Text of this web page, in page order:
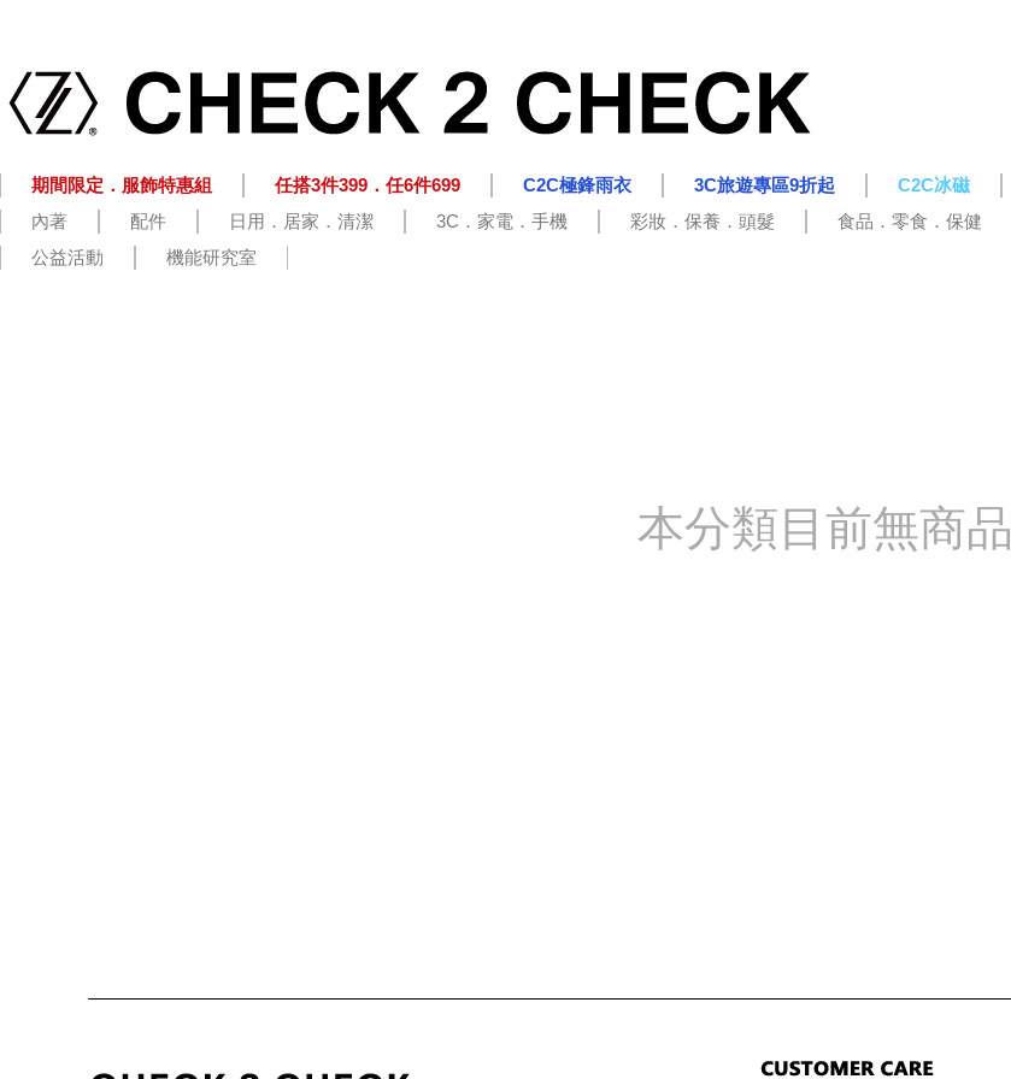
期間限定．服飾特惠組 任搭3件399．任6件699 C2C極鋒雨衣 3C旅遊專區9折起 C2C冰磁
內著
配件 日用．居家．清潔 3C．家電．手機 彩妝．保養．頭髮 食品．零食．保健
公益活動
機能研究室
本分類目前無商品